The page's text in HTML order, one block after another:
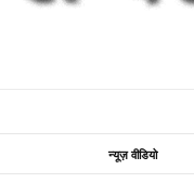
न्यूज़ वीडियो